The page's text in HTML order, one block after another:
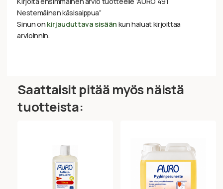
Nestemäinen käsisaippua”
Sinun on kirjauduttava sisään kun haluat kirjoittaa
arvioinnin.
Saattaisit pitää myös näistä
tuotteista: